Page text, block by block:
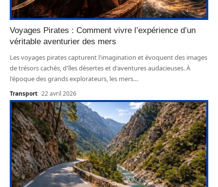
Voyages Pirates : Comment vivre l’expérience d’un
véritable aventurier des mers
Les voyages pirates capturent l'imagination et évoquent des images
de trésors cachés, d'îles désertes et d'aventures audacieuses. À
l'époque des grands explorateurs, les mers…
Transport 22 avril 2026